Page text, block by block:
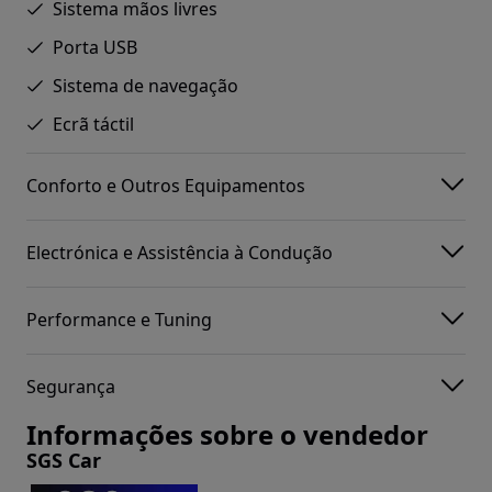
Sistema mãos livres
Porta USB
Sistema de navegação
Ecrã táctil
Conforto e Outros Equipamentos
Electrónica e Assistência à Condução
Performance e Tuning
Segurança
Informações sobre o vendedor
SGS Car